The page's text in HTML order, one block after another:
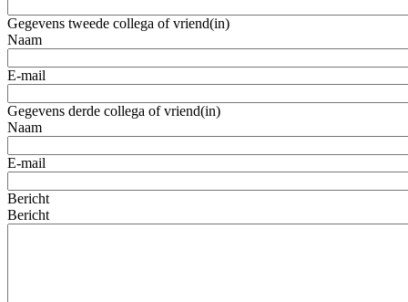
Gegevens tweede collega of vriend(in)
Naam
E-mail
Gegevens derde collega of vriend(in)
Naam
E-mail
Bericht
Bericht